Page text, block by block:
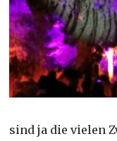
sind ja die vielen